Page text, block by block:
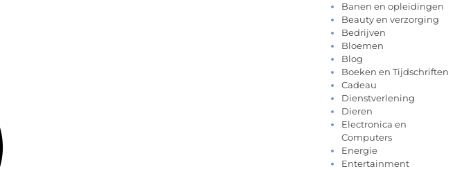
Banen en opleidingen
Beauty en verzorging
Bedrijven
Bloemen
Blog
Boeken en Tijdschriften
Cadeau
Dienstverlening
Dieren
Electronica en
Computers
Energie
Entertainment